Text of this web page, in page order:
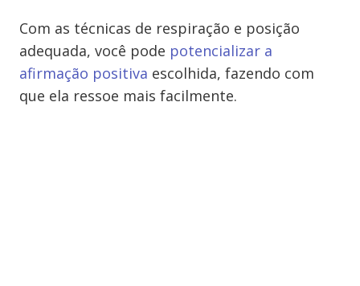
Com as técnicas de respiração e posição
adequada, você pode potencializar a
afirmação positiva escolhida, fazendo com
que ela ressoe mais facilmente.